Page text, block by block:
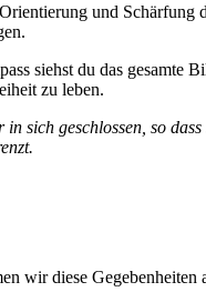
und Schärfung
siehst du das gesamte
zu leben.
sich geschlossen, so
wir diese Gegebenheiten